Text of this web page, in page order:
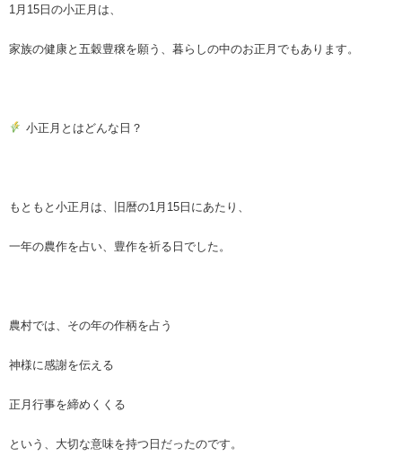
1月15日の小正月は、
家族の健康と五穀豊穣を願う、暮らしの中のお正月でもあります。
小正月とはどんな日？
もともと小正月は、旧暦の1月15日にあたり、
一年の農作を占い、豊作を祈る日でした。
農村では、その年の作柄を占う
神様に感謝を伝える
正月行事を締めくくる
という、大切な意味を持つ日だったのです。